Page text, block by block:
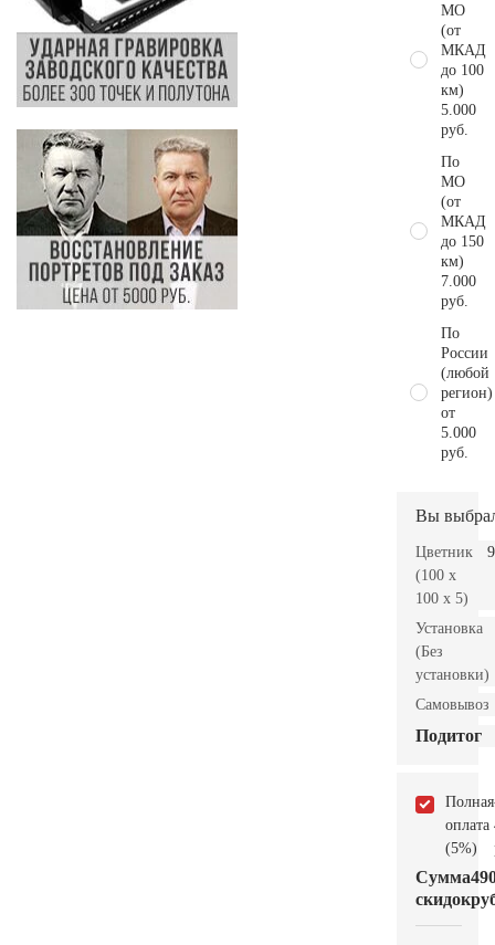
МО
(от
МКАД
до 100
км)
5.000
руб.
По
МО
(от
МКАД
до 150
км)
7.000
руб.
По
России
(любой
регион)
от
5.000
руб.
Вы
Цветник
(100 x
100 x 5)
Установка
(Без
установки)
Самовывоз
Подитог
Полная
оплата
(5%)
Сумма
скидок